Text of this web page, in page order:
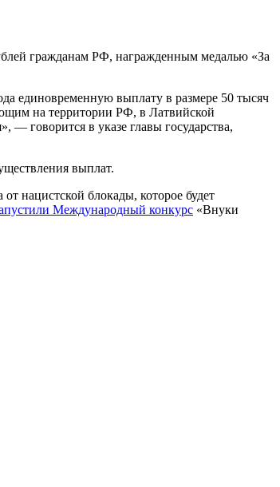
гражданам РФ, награжденным медалью «За
единовременную выплату в размере 50 тысяч
на территории РФ, в Латвийской
говорится в указе главы государства,
выплат.
нацистской блокады, которое будет
Международный конкурс «Внуки